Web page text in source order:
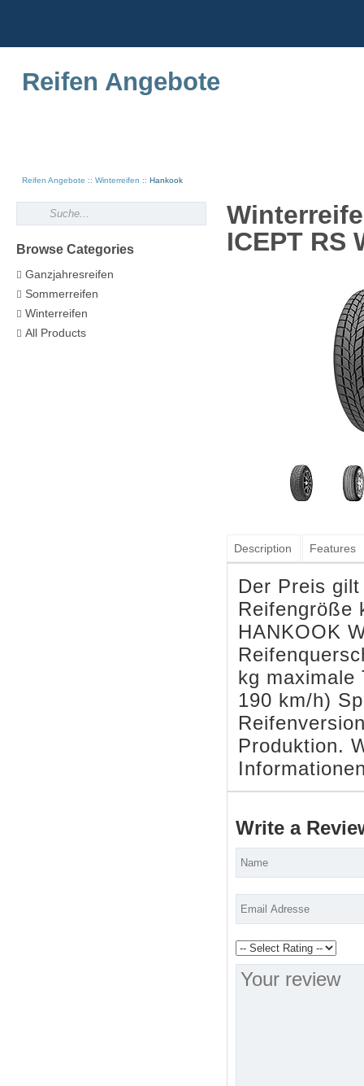
Reifen Angebote
Reifen Angebote Winterreifen Hankook
ICEPT RS
Description Features
Der Preis
Reifengröße
HANKOOK
kg maximale
190 km/h)
Produktion.
Write a
Browse Categories
Ganzjahresreifen
Sommerreifen
Winterreifen
All Products